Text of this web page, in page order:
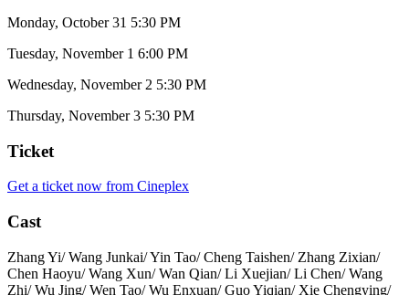
Monday, October 31 5:30 PM
Tuesday, November 1 6:00 PM
Wednesday, November 2 5:30 PM
Thursday, November 3 5:30 PM
Ticket
Get a ticket now from Cineplex
Cast
Zhang Yi/ Wang Junkai/ Yin Tao/ Cheng Taishen/ Zhang Zixian/
Chen Haoyu/ Wang Xun/ Wan Qian/ Li Xuejian/ Li Chen/ Wang
Zhi/ Wu Jing/ Wen Tao/ Wu Enxuan/ Guo Yiqian/ Xie Chengying/